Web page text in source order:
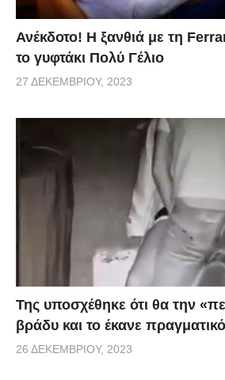
Ανέκδοτο! Η ξανθιά με τη
το γυφτάκι Πολύ Γέλιο
27 ΔΕΚΕΜΒΡΊΟΥ, 2023
Της υποσχέθηκε ότι θα την
βράδυ και το έκανε
26 ΔΕΚΕΜΒΡΊΟΥ, 2023